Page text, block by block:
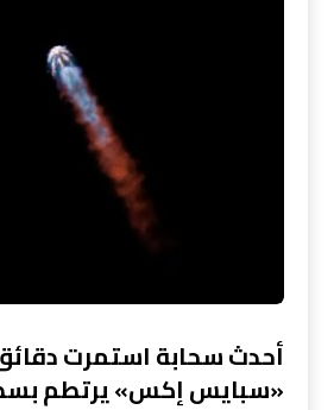
أحدث سحابة استمرت
«سبايس إكس» يرتطم